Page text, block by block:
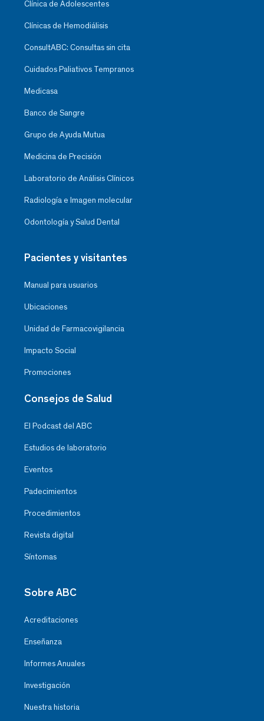
Clínica de Adolescentes
Clínicas de Hemodiálisis
ConsultABC: Consultas sin cita
Cuidados Paliativos Tempranos
Medicasa
Banco de Sangre
Grupo de Ayuda Mutua
Medicina de Precisión
Laboratorio de Análisis Clínicos
Radiología e Imagen molecular
Odontología y Salud Dental
Pacientes y visitantes
Manual para usuarios
Ubicaciones
Unidad de Farmacovigilancia
Impacto Social
Promociones
Consejos de Salud
El Podcast del ABC
Estudios de laboratorio
Eventos
Padecimientos
Procedimientos
Revista digital
Síntomas
Sobre ABC
Acreditaciones
Enseñanza
Informes Anuales
Investigación
Nuestra historia